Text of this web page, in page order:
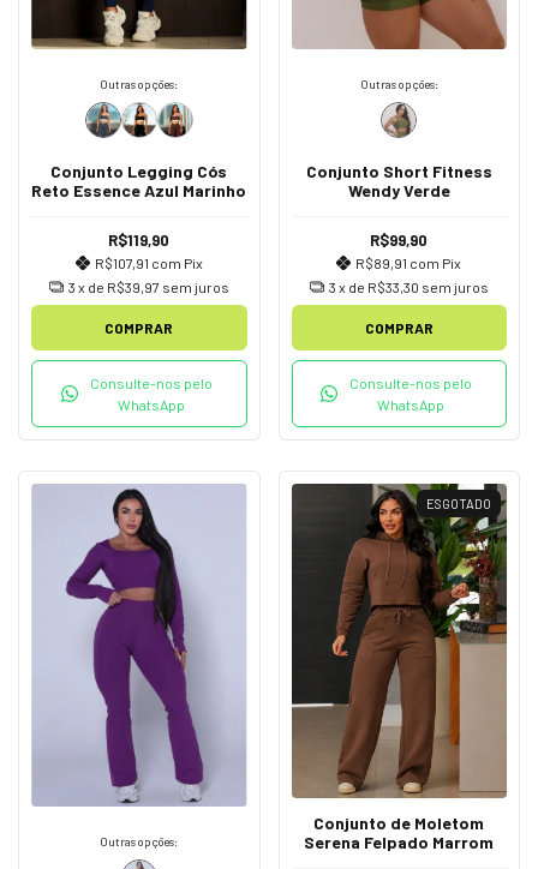
Outras opções:
Conjunto Legging Cós
Reto Essence Azul Marinho
R$119,90
R$107,91 com Pix
3 x de R$39,97 sem juros
COMPRAR
Consulte-nos pelo
WhatsApp
Outras opções:
Conjunto Short Fitness
Wendy Verde
R$99,90
R$89,91 com Pix
3 x de R$33,30 sem juros
COMPRAR
Consulte-nos pelo
WhatsApp
Outras opções:
ESGOTADO
Conjunto de Moletom
Serena Felpado Marrom